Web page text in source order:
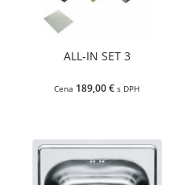
ALL-IN SET 3
Cena 189,00 € s DPH